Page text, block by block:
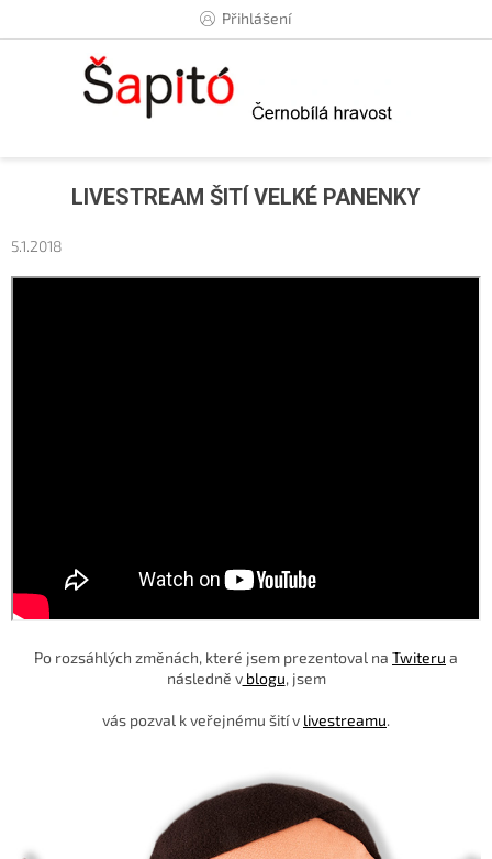
Přihlášení
LIVESTREAM ŠITÍ VELKÉ PANENKY
5.1.2018
Po rozsáhlých změnách, které jsem prezentoval na Twiteru a
následně vblogu, jsem
vás pozval k veřejnému šití v livestreamu.